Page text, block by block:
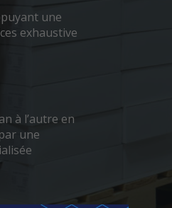
une
exhaustive
à l’autre en
une